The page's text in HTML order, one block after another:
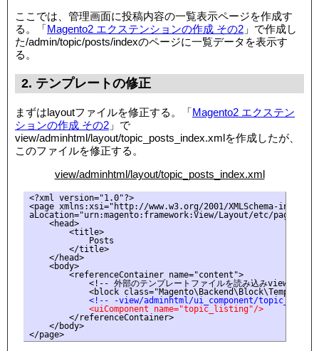
ここでは、管理画面に投稿内容の一覧表示ページを作成す
る。「Magento2 エクステンションの作成 その2 」で作成し
た/admin/topic/posts/indexのページに一覧データを表示す
る。
2. テンプレートの修正
まずはlayoutファイルを修正する。「Magento2 エクステン
ションの作成 その2 」で
view/adminhtml/layout/topic_posts_index.xmlを作成したが、
このファイルを修正する。
view/adminhtml/layout/topic_posts_index.xml
<?xml version="1.0"?>
<page xmlns:xsi="http://www.w3.org/2001/XMLSchema-
aLocation="urn:magento:framework:View/Layout/etc/
    <head>
        <title>
            Posts
        </title>
    </head>
    <body>
        <referenceContainer name="content">
<!-- 外部のテンプレートファイルを読み込みview/
<!-- -view/adminhtml/ui_component/
            <uiComponent name="topic_listing"/>
        </referenceContainer>
    </body>
</page>